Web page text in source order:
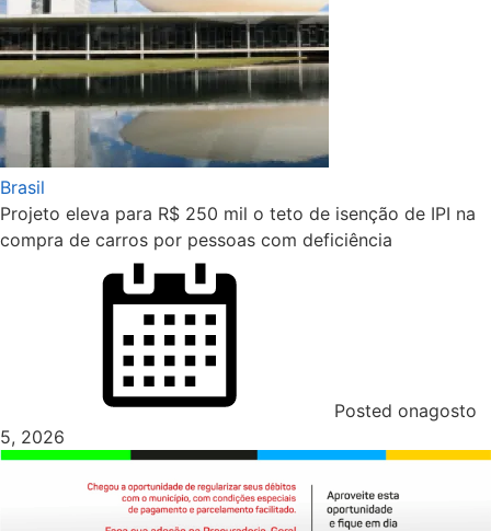
Brasil
Projeto eleva para R$ 250 mil o teto de isenção de IPI na
compra de carros por pessoas com deficiência
Posted onagosto
5, 2026